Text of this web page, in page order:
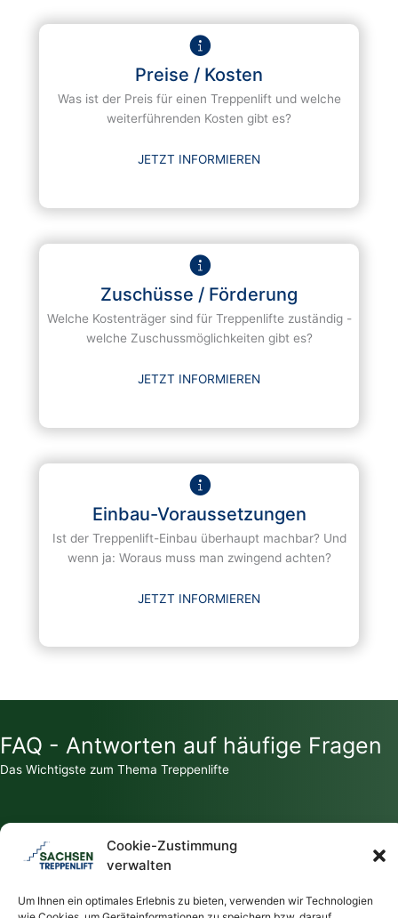
Cookie-Zustimmung
verwalten
Um Ihnen ein optimales Erlebnis zu bieten, verwenden wir Technologien
Preise / Kosten
Was ist der Preis für einen Treppenlift und welche
weiterführenden Kosten gibt es?
JETZT INFORMIEREN
Zuschüsse / Förderung
Welche Kostenträger sind für Treppenlifte zuständig -
welche Zuschussmöglichkeiten gibt es?
JETZT INFORMIEREN
Einbau-Voraussetzungen
Ist der Treppenlift-Einbau überhaupt machbar? Und
wenn ja: Woraus muss man zwingend achten?
JETZT INFORMIEREN
FAQ - Antworten auf häufige Fragen
Das Wichtigste zum Thema Treppenlifte